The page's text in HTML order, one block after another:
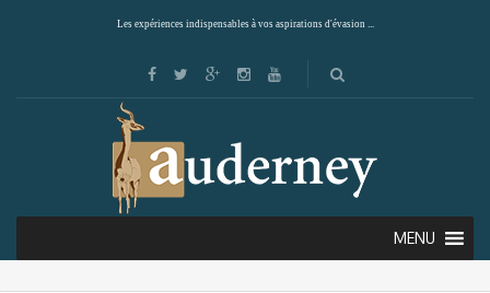
Les expériences indispensables à vos aspirations d'évasion ...
MENU
RADISSON BLU RESORT TEMPLE BAY